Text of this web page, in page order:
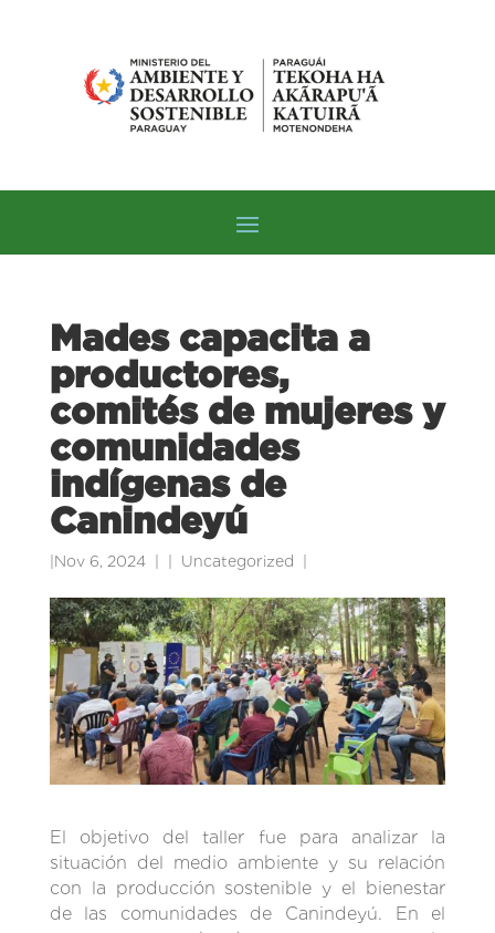
Mades capacita a
productores,
comités de mujeres y
comunidades
indígenas de
Canindeyú
Nov 6, 2024 Uncategorized
El objetivo del taller fue para analizar la
situación del medio ambiente y su relación
con la producción sostenible y el bienestar
de las comunidades de Canindeyú. En el